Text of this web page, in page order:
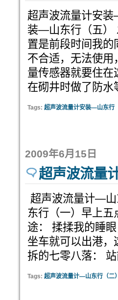
超声波流量计安
装—山东行（五）
置是前段时间我
不合适，无法使
量传感器就要住
在砌井时做了防
Tags: 超声波流量计安装—山东行
2009年6月15日
超声波流量
超声波流量计—
东行（一）早上
途： 揉揉我的睡
坐车就可以出港
拆的七零八落：
Tags: 超声波流量计—山东行（二）